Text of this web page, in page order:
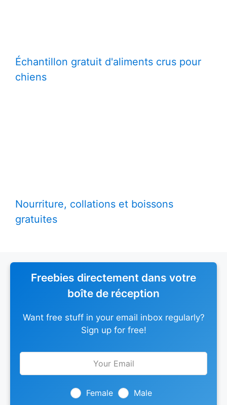
Échantillon gratuit d'aliments crus pour
chiens
Nourriture, collations et boissons
gratuites
Freebies directement dans votre
boîte de réception
Want free stuff in your email inbox regularly?
Sign up for free!
Leave
Female Male